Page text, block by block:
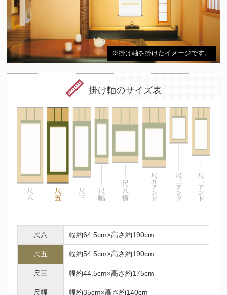
※掛け軸を掛けたイメージです。
掛け軸のサイズ表
尺八 幅約64.5cm×高さ約190cm
尺五 幅約54.5cm×高さ約190cm
尺三 幅約44.5cm×高さ約175cm
尺幅 幅約35cm×高さ約140cm